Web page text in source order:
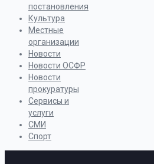
постановления
Культура
Местные
организации
Новости
Новости ОСФР
Новости
прокуратуры
Сервисы и
услуги
СМИ
Спорт